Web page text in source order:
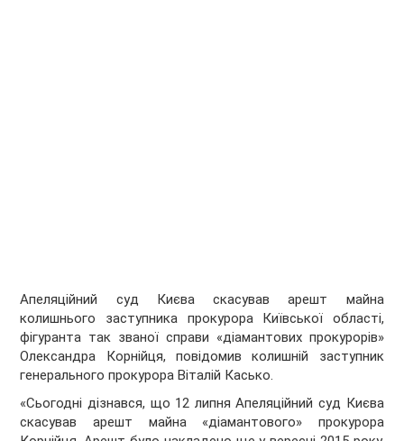
Апеляційний суд Києва скасував арешт майна
колишнього заступника прокурора Київської області,
фігуранта так званої справи «діамантових прокурорів»
Олександра Корнійця, повідомив колишній заступник
генерального прокурора Віталій Касько.
«Сьогодні дізнався, що 12 липня Апеляційний суд Києва
скасував арешт майна «діамантового» прокурора